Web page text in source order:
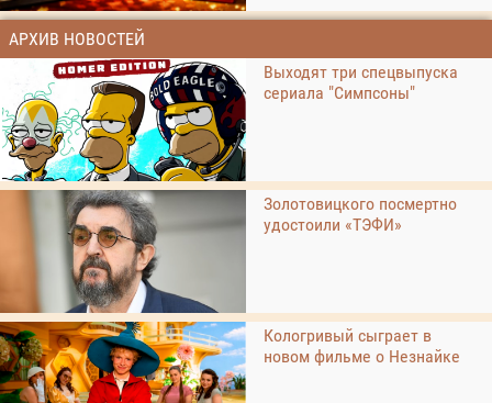
АРХИВ НОВОСТЕЙ
Выходят три спецвыпуска
сериала "Симпсоны"
Золотовицкого посмертно
удостоили «ТЭФИ»
Кологривый сыграет в
новом фильме о Незнайке